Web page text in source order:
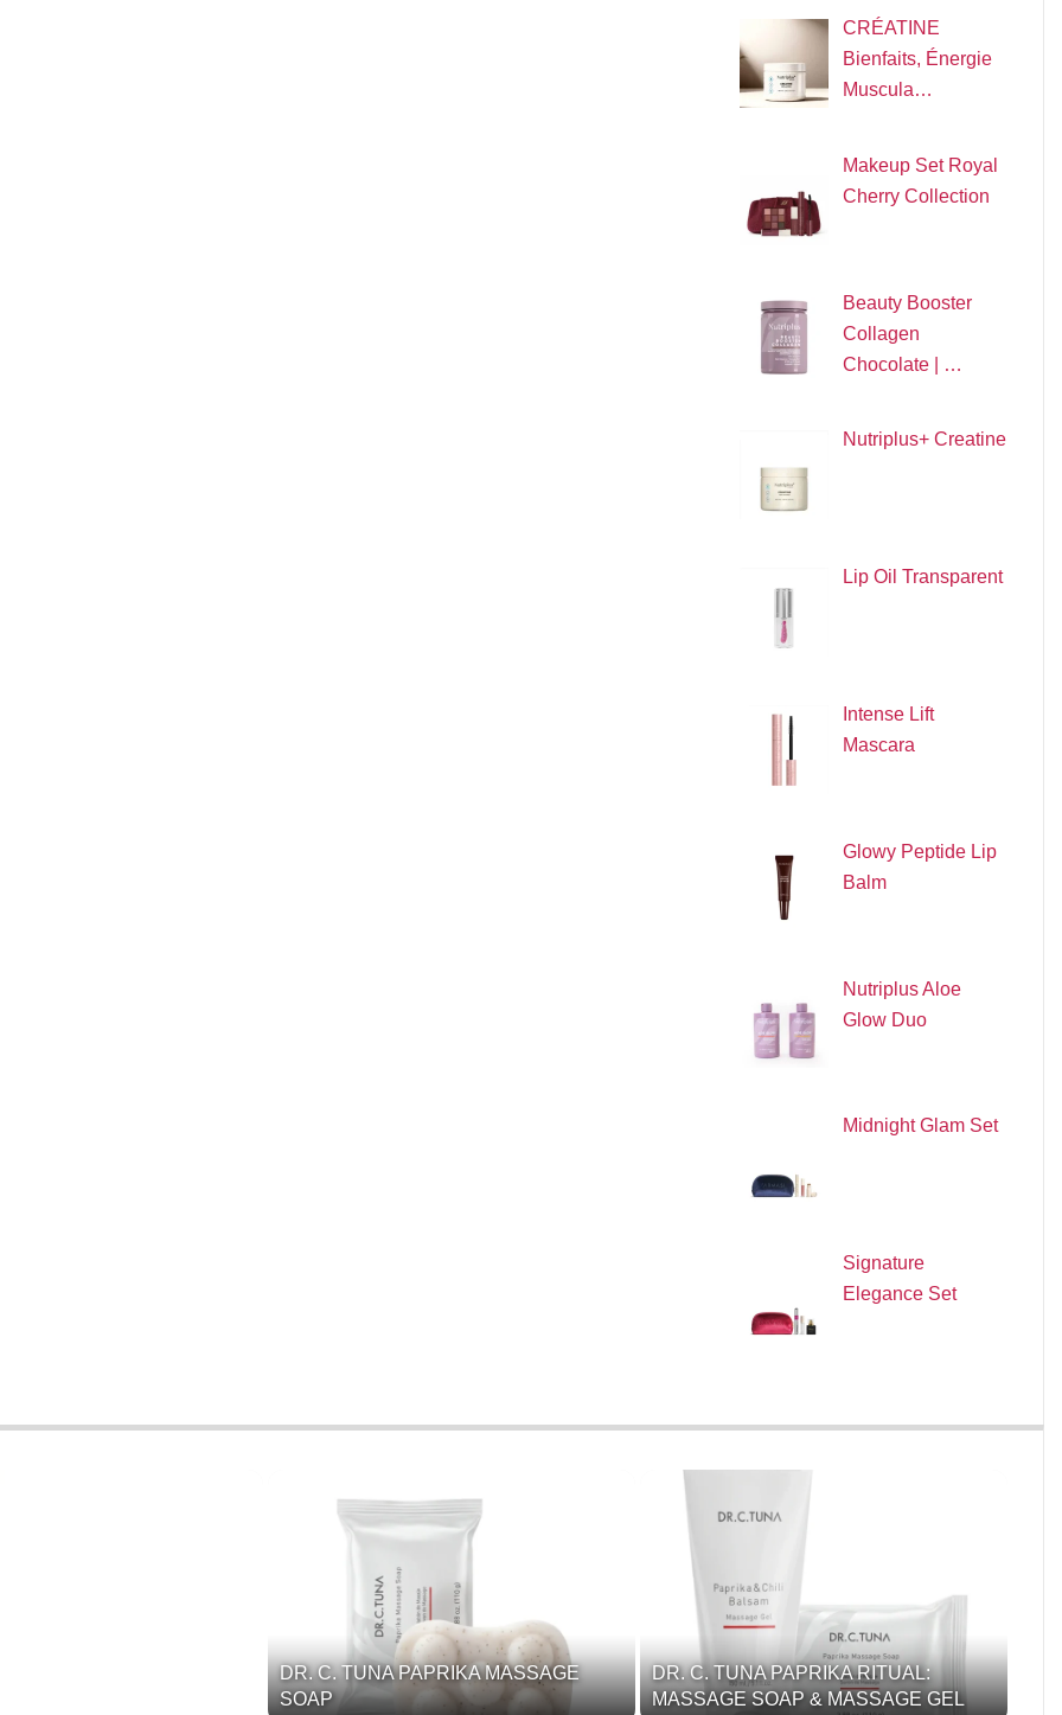
CRÉATINE
Bienfaits, Énergie
Muscula…
Makeup Set Royal
Cherry Collection
Beauty Booster
Collagen
Chocolate | …
Nutriplus+ Creatine
Lip Oil Transparent
Intense Lift
Mascara
Glowy Peptide Lip
Balm
Nutriplus Aloe
Glow Duo
Midnight Glam Set
Signature
Elegance Set
DR. C. TUNA PAPRIKA MASSAGE
SOAP
DR. C. TUNA PAPRIKA RITUAL:
MASSAGE SOAP & MASSAGE GEL